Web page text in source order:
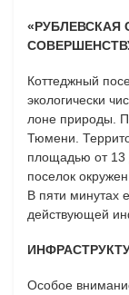
«РУБЛЕВСКАЯ
Коттеджный
экологически
лоне природы.
Тюмени.
площадью от 13
поселок
В пяти минутах
действующей
Особое